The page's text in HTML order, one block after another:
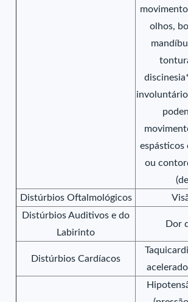
olhos,
ou
Distúrbios Oftalmológicos
Distúrbios Auditivos e do
Labirinto
Dor
Distúrbios Cardíacos